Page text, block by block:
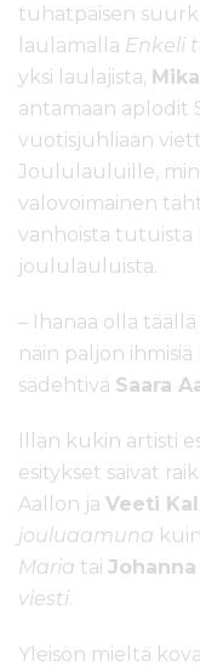
tuhatpäisen
laulamalla Enkeli
yksi laulajista,
antamaan aplodit
vuotisjuhliaan
Joululauluille,
valovoimainen
vanhoista
joululauluista.
– Ihanaa olla
näin paljon
sädehtivä Saara
Illan kukin artisti
esitykset saivat
Aallon ja Veeti
jouluaamuna kuin
Maria tai
viesti.
Yleisön mieltä